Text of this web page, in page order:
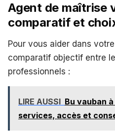
Agent de maîtrise
comparatif et
Pour vous aider dans
comparatif objectif entre
professionnels :
LIRE AUSSI Bu vauban
services, accès et